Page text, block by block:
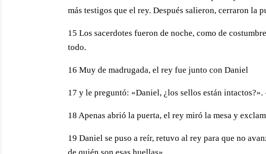
más testigos que el rey. Después salieron, cerraron la
15 Los sacerdotes fueron de noche, como de
todo.
16 Muy de madrugada, el rey fue junto con Daniel
17 y le preguntó: «Daniel, ¿los sellos están
18 Apenas abrió la puerta, el rey miró la mesa y
19 Daniel se puso a reír, retuvo al rey para que no